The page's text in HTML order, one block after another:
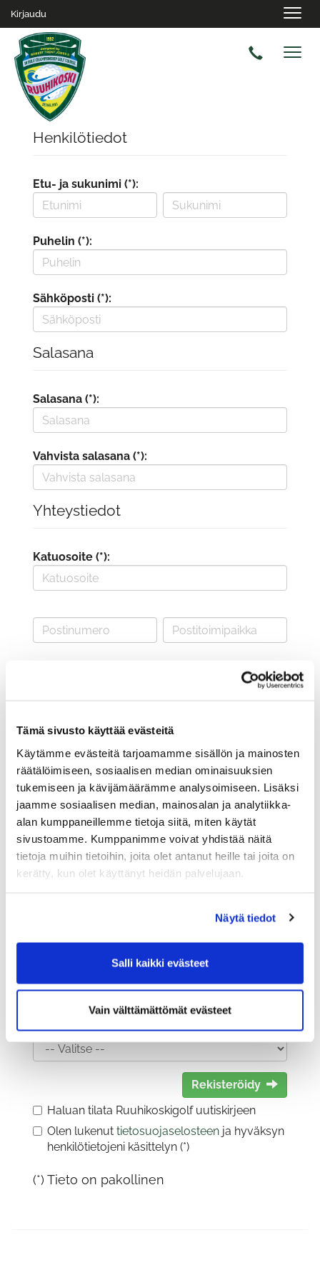
Tämä sivusto käyttää evästeitä
Käytämme evästeitä tarjoamamme sisällön ja mainosten
räätälöimiseen, sosiaalisen median ominaisuuksien
tukemiseen ja kävijämäärämme analysoimiseen. Lisäksi
jaamme sosiaalisen median, mainosalan ja analytiikka-
alan kumppaneillemme tietoja siitä, miten käytät
sivustoamme. Kumppanimme voivat yhdistää näitä
tietoja muihin tietoihin, joita olet antanut heille tai joita on
kerätty, kun olet käyttänyt heidän palvelujaan.
Näytä tiedot
Salli kaikki evästeet
Vain välttämättömät evästeet
Kirjaudu
Henkilötiedot
Etu- ja sukunimi (*):
Puhelin (*):
Sähköposti (*):
Salasana
Salasana (*):
Vahvista salasana (*):
Yhteystiedot
Katuosoite (*):
Valitse seura:
Jäsennumero:
Lisätiedot
Sukupuoli:
Rekisteröidy
Haluan tilata Ruuhikoskigolf uutiskirjeen
Olen lukenut tietosuojaselosteen ja hyväksyn
henkilötietojeni käsittelyn (*)
(*) Tieto on pakollinen